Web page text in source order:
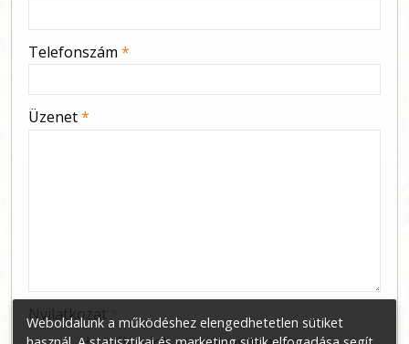
-
Telefonszám *
Üzenet*
Nyilatkozat
Weboldalunk a működéshez elengedhetetlen sütiket